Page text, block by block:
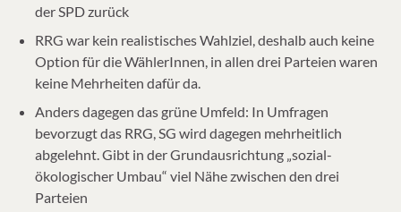
der SPD zurück
RRG war kein realistisches Wahlziel, deshalb auch keine
Option für die WählerInnen, in allen drei Parteien waren
keine Mehrheiten dafür da.
Anders dagegen das grüne Umfeld: In Umfragen
bevorzugt das RRG, SG wird dagegen mehrheitlich
abgelehnt. Gibt in der Grundausrichtung „sozial-
ökologischer Umbau“ viel Nähe zwischen den drei
Parteien